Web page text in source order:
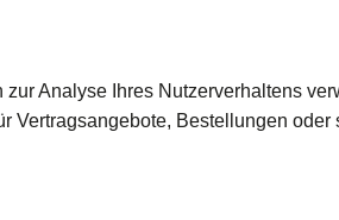
Analyse Ihres Nutzerverhaltens
Vertragsangebote, Bestellungen oder